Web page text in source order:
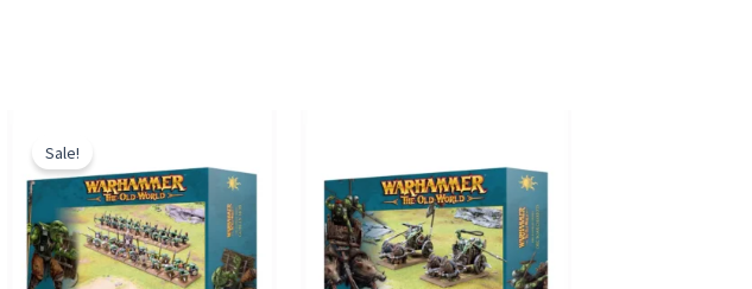
Sale!